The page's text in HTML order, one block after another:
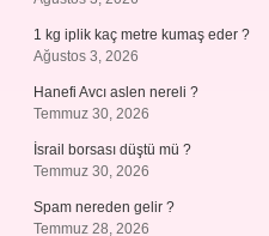
1 kg iplik kaç metre kumaş eder ?
Ağustos 3, 2026
Hanefi Avcı aslen nereli ?
Temmuz 30, 2026
İsrail borsası düştü mü ?
Temmuz 30, 2026
Spam nereden gelir ?
Temmuz 28, 2026